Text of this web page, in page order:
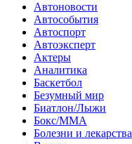
Автоновости
Автособытия
Автоспорт
Автоэксперт
Актеры
Аналитика
Баскетбол
Безумный мир
Биатлон/Лыжи
Бокс/MMA
Болезни и лекарства